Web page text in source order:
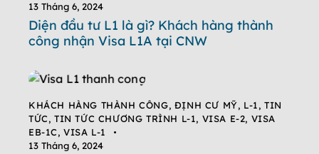
13 Tháng 6, 2024
Diện đầu tư L1 là gì? Khách hàng thành
công nhận Visa L1A tại CNW
KHÁCH HÀNG THÀNH CÔNG, ĐỊNH CƯ MỸ, L-1,TIN
TỨC,TIN TỨC CHƯƠNG TRÌNH L-1, VISA E-2, VISA
EB-1C,VISA L-1
13 Tháng 6, 2024